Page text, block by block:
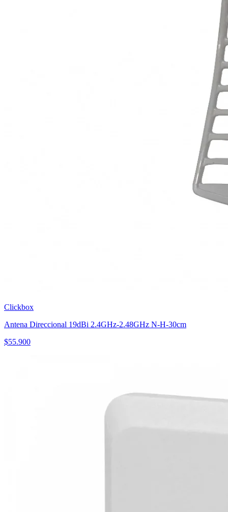
Clickbox
Antena Direccional 19dBi 2.4GHz-2.48GHz N-H-30cm
$55.900